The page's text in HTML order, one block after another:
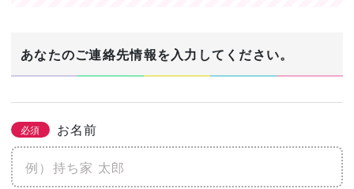
あなたのご連絡先情報を入力してください。
必須 お名前